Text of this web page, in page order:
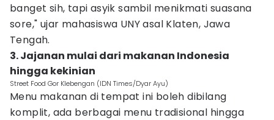
banget sih, tapi asyik sambil menikmati suasana
sore," ujar mahasiswa UNY asal Klaten, Jawa
Tengah.
3. Jajanan mulai dari makanan Indonesia
hingga kekinian
Street Food Gor Klebengan (IDN Times/Dyar Ayu)
Menu makanan di tempat ini boleh dibilang
komplit, ada berbagai menu tradisional hingga